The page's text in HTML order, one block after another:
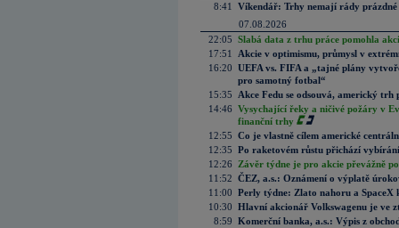
8:41
Víkendář: Trhy nemají rády prázdné
07.08.2026
22:05 Slabá data z trhu práce pomohla
17:51
Akcie v optimismu, průmysl v
16:20 UEFA vs. FIFA a „tajné plány
pro samotný fotbal“
15:35
Akce Fedu se odsouvá, americký
14:46 Vysychající řeky a ničivé požáry v
finanční trhy
12:55 Co je vlastně cílem americké
12:35 Po raketovém růstu přichází
12:26
Závěr týdne je pro akcie převážně
11:52 ČEZ, a.s.: Oznámení o výplatě
11:00 Perly týdne: Zlato nahoru a SpaceX
10:30 Hlavní akcionář Volkswagenu je ve
8:59 Komerční banka, a.s.: Výpis z